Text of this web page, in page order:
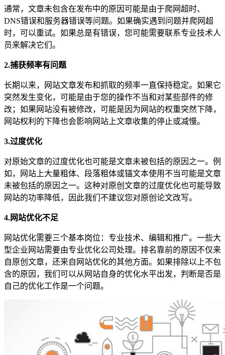
通常，文章未包含在发布中的原因可能是由于爬网超时、
DNS错误和服务器错误等问题。如果确实遇到问题并爬网超
时，可以重试。如果总是有错误，您可能需要联系专业技术人
员来解决它们。
2.捕获频率有问题
长期以来，网站文章发布和抓取的频率一直保持稳定。如果它
突然发生变化，可能是由于您的操作不当和对某些部件的修
改；如果网站没有被修改，可能是因为网站的权重突然下降，
网站权利的下降也会影响网站上文章收集的停止或减慢。
3.过度优化
对原始文章的过度优化也可能是文章未被包括的原因之一。例
如，网站上大量粗体、段落粗体或锚文本使用不当可能是文章
未被包括的原因之一。这种对原创文章的过度优化也可能导致
网站的功率降低，因此我们不建议您对原创论文改写。
4.网站优化不足
网站优化需要三个基本岗位：专业技术、编辑和推广。一些大
型企业网站需要由专业优化公司处理。排名靠前的原因不仅来
自原创文章，还来自网站优化的其他方面。如果排除以上不包
含的原因，我们可以从网站自身的优化水平出发，判断是否是
自己的优化工作是一个问题。